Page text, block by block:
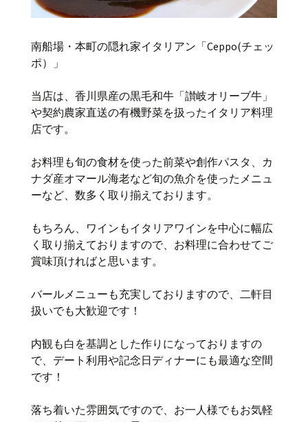
南船場・本町の隠れ家イタリアン「Ceppo(チェッ
ポ）」
当店は、香川県産の黒毛和牛「讃岐オリーブ牛」
や契約農家直送の有機野菜を扱ったイタリア料理
店です。
お料理も旬の食材を使った前菜や創作パスタ、カ
ナダ産オマール海老など旬の魚介を使ったメニュ
ーなど、数多く取り揃えております。
もちろん、ワインもイタリアワインを中心に幅広
く取り揃えておりますので、お料理に合わせてご
賞味頂ければと思います。
バールメニューも充実しておりますので、二軒目
扱いでも大歓迎です！
内観も白を基調とした作りになっておりますの
で、デート利用や記念日ディナーにも最適な空間
です！
落ち着いた雰囲気ですので、お一人様でもお気軽